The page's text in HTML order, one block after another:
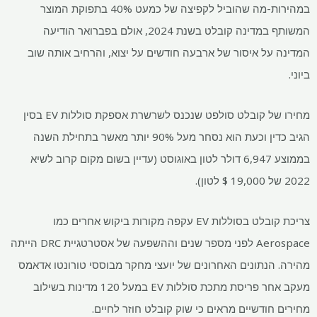
במהירות-מה שהוביל לקפיצה של כמעט 40% בתפוקת המוצר
המשותף במדינה קובלט בשנת 2024, אולם בפברואר הודיעה
המדינה על איסור של ארבעה חודשים על יצוא, והרחיב אותה שוב
ביוני.
מחירו של קובלט סולפט שנכנס לשרשרת אספקת סוללות EV בסין
הגיב כדין וכעת הוא נסחר מעל 90% יותר מאשר בתחילת השנה
בממוצע 6,947 דולר לטון באוגוסט (עדיין בשום מקום קרוב לשיא
2022 של 19,000 $ לטון).
צריכת קובלט בסוללות EV עקפה מקורות ביקוש אחרים כמו
Aerospace לפני מספר שנים וההשפעה של אסטרטגיית DRC הייתה
מהירה. הנתונים האחרונים של יועצי מחקר מבוססי טורונטו אדאמס
מעקב אחר פריסת מתכת סוללות EV במעל 120 מדינות בשילוב
מחירים חודשיים מראים כי שוק קובלט חוזר לחיים.